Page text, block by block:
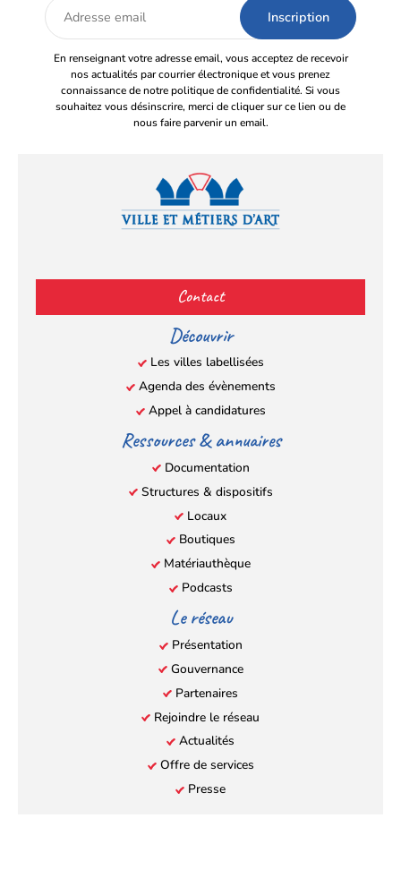
Adresse
email
En renseignant votre adresse email, vous acceptez de recevoir
nos actualités par courrier électronique et vous prenez
connaissance de notre politique de confidentialité. Si vous
souhaitez vous désinscrire, merci de cliquer sur ce lien ou de
nous faire parvenir un email.
(s’ouvre
dans
un
nouvel
onglet)
(s’ouvre
dans
un
nouvel
onglet)
(s’ouvre
dans
un
nouvel
onglet)
(s’ouvre
un
nouvel
onglet)
Contact
Découvrir
Les villes labellisées
Agenda des évènements
Appel à candidatures
Ressources & annuaires
Documentation
Structures & dispositifs
Locaux
Boutiques
Matériauthèque
Podcasts
Le réseau
Présentation
Gouvernance
Partenaires
Rejoindre le réseau
Actualités
Offre de services
Presse